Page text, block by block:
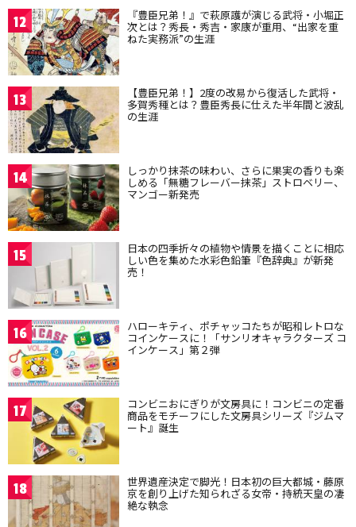
12 『豊臣兄弟！』で萩原護が演じる武将・小堀正
次とは？秀長・秀吉・家康が重用、“出家を重
ねた実務派”の生涯
13 【豊臣兄弟！】2度の改易から復活した武将・
多賀秀種とは？豊臣秀長に仕えた半年間と波乱
の生涯
14 しっかり抹茶の味わい、さらに果実の香りも楽
しめる「無糖フレーバー抹茶」ストロベリー、
マンゴー新発売
15 日本の四季折々の植物や情景を描くことに相応
しい色を集めた水彩色鉛筆『色辞典』が新発
売！
16 ハローキティ、ポチャッコたちが昭和レトロな
コインケースに！「サンリオキャラクターズ コ
インケース」第２弾
17 コンビニおにぎりが文房具に！コンビニの定番
商品をモチーフにした文房具シリーズ『ジムマ
ート』誕生
18 世界遺産決定で脚光！日本初の巨大都城・藤原
京を創り上げた知られざる女帝・持統天皇の凄
絶な執念